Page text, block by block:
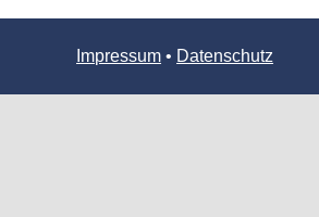
Impressum • Datenschutz